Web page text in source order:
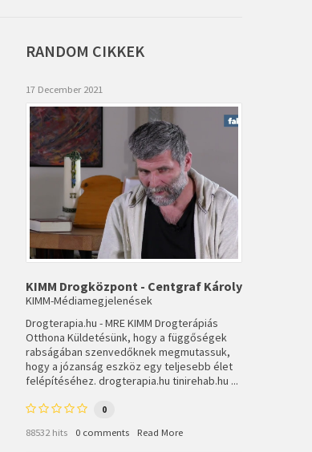
RANDOM CIKKEK
17 December 2021
KIMM Drogközpont - Centgraf Károly
KIMM-Médiamegjelenések
Drogterapia.hu - MRE KIMM Drogterápiás
Otthona Küldetésünk, hogy a függőségek
rabságában szenvedőknek megmutassuk,
hogy a józanság eszköz egy teljesebb élet
felépítéséhez. drogterapia.hu tinirehab.hu ...
0
88532 hits 0 comments Read More